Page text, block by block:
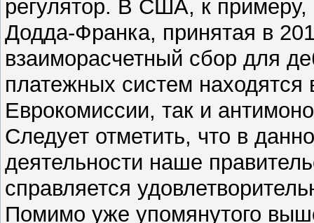
регулятор. В США, к примеру,
Додда-Франка, принятая в
взаиморасчетный сбор для
платежных систем находятся
Еврокомиссии, так и
Следует отметить, что в
деятельности наше
справляется
Помимо уже упомянутого